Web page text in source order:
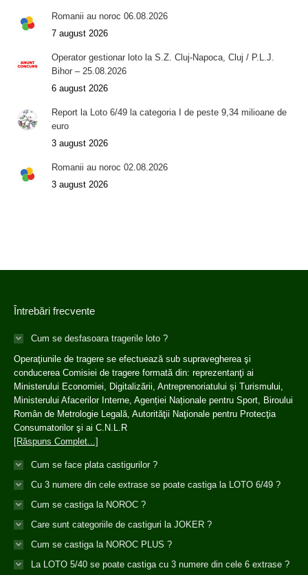
Romanii au noroc 06.08.2026
7 august 2026
Operator gestionar loto la S.Z. Cluj-Napoca, Cluj / P.L.J.
Bihor – 25.08.2026
6 august 2026
Report la Loto 6/49 la categoria I de peste 9,34 milioane de
euro
3 august 2026
Romanii au noroc 02.08.2026
3 august 2026
Întrebări frecvente
Cum se desfasoara tragerile loto ?
Operaţiunile de tragere se efectuează sub supravegherea şi
conducerea Comisiei de tragere formată din: reprezentanţi ai
Ministerului Economiei, Digitalizării, Antreprenoriatului și Turismului,
Ministerului Afacerilor Interne, Agenției Naționale pentru Sport, Biroului
Român de Metrologie Legală, Autorităţii Naţionale pentru Protecţia
Consumatorilor şi ai C.N.L.R
[Răspuns Complet...]
Cum se face plata castigurilor ?
Cu 3 numere din cele extrase se poate castiga la LOTO 6/49 ?
Cum se castiga la NOROC ?
Care sunt categoriile de castiguri la JOKER ?
Cum se castiga la NOROC PLUS ?
La LOTO 5/40 se poate castiga cu 3 numere din cele 6 extrase ?